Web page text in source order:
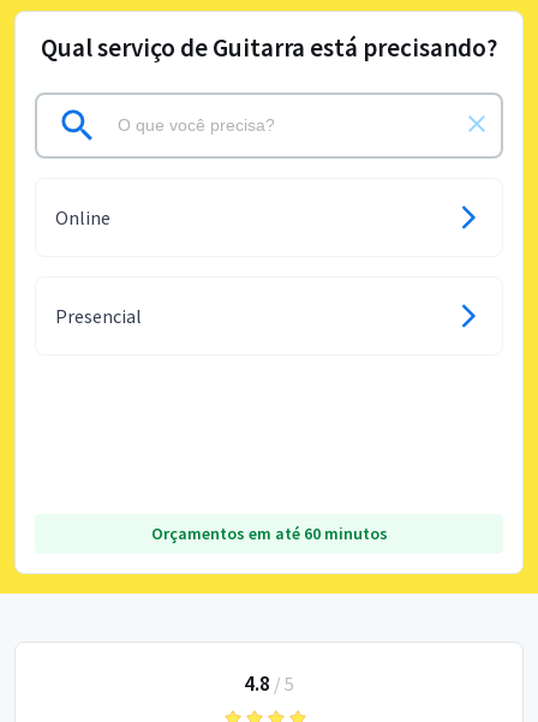
Qual serviço de Guitarra está precisando?
Online
Presencial
Orçamentos em até 60 minutos
4.8 / 5